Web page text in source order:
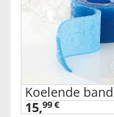
Koelende
15,99 €